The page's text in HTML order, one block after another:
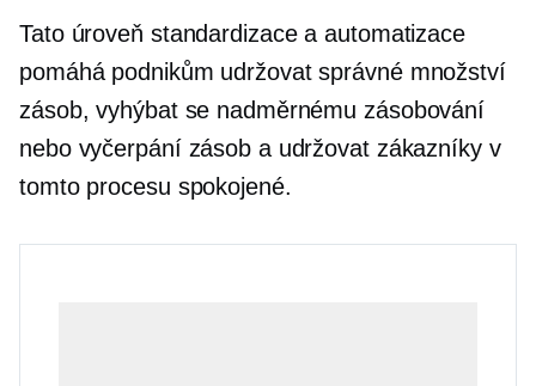
Tato úroveň standardizace a automatizace
pomáhá podnikům udržovat správné množství
zásob, vyhýbat se nadměrnému zásobování
nebo vyčerpání zásob a udržovat zákazníky v
tomto procesu spokojené.